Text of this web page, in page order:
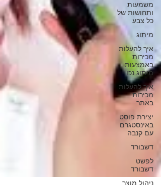
משמעות
ותחושות של
כל צבע
מיתוג
איך להעלות
מכירות
באמצעות
מיתוג נכו
איך להעלות
מכירות
באתר
יצירת פוסט
באינסטגרם
עם קנבה
דשבורד
לפשט
דשבורד
ניהול מוצר